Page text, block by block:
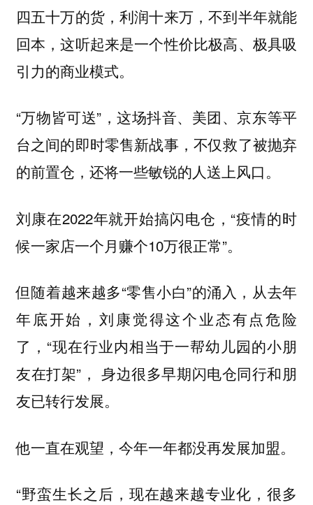
四五十万的货，利润十来万，不到半年就能
回本，这听起来是一个性价比极高、极具吸
引力的商业模式。
“万物皆可送”，这场抖音、美团、京东等平
台之间的即时零售新战事，不仅救了被抛弃
的前置仓，还将一些敏锐的人送上风口。
刘康在2022年就开始搞闪电仓，“疫情的时
候一家店一个月赚个10万很正常”。
但随着越来越多“零售小白”的涌入，从去年
年底开始，刘康觉得这个业态有点危险
了，“现在行业内相当于一帮幼儿园的小朋
友在打架”， 身边很多早期闪电仓同行和朋
友已转行发展。
他一直在观望，今年一年都没再发展加盟。
“野蛮生长之后，现在越来越专业化，很多